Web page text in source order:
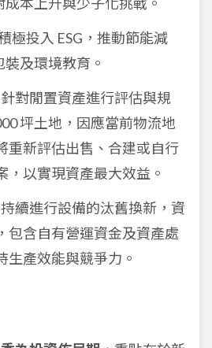
極投入 ESG，推動節能減
及環境教育。
針對閒置資產進行評估與規
坪土地，因應當前物流地
重新評估出售、合建或自行
，以實現資產最大效益。
持續進行設備的汰舊換新，資
包含自有營運資金及資產處
生產效能與競爭力。